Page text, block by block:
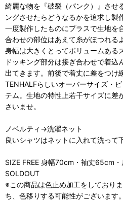
綺麗な物を『破裂（パンク）』させ
ングさせたらどうなるかを追求し製作
一度製作したものにプラスで生地を
合わせの部位はあえて糸がほつれる
身幅は大きくとってボリュームある
ドッキング部分は接ぎ合わせで着
出てきます。前後で着丈に差をつけ
TENHALFらしいオーバーサイズ・
テム。生地の特性上若干サイズに差
さいませ。
ノベルティ→洗濯ネット
良いシャツはネットに入れて洗って
SIZE FREE 身幅70cm・袖丈65cm
SOLDOUT
※この商品は色止め加工をしており
ち、色移りする可能性がございます